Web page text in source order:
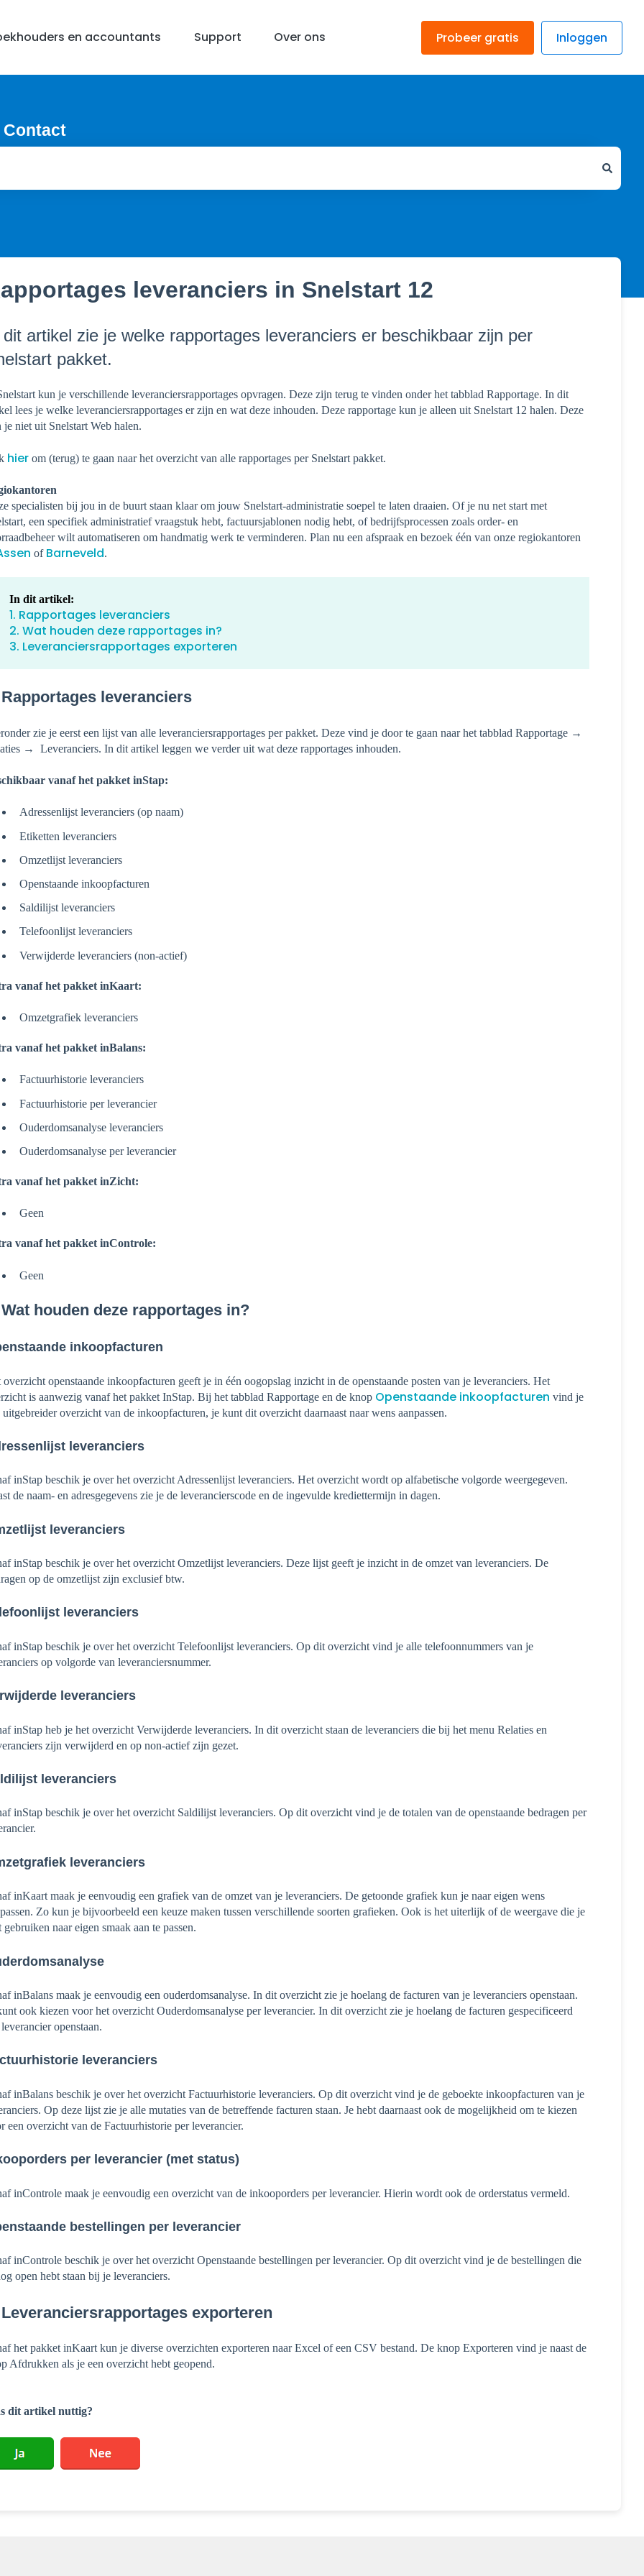
Probeer gratis Inloggen
en accountants Support Over ons
Contact
leveranciers in Snelstart 12
dit artikel zie je welke rapportages leveranciers er beschikbaar zijn per
pakket.
kun je verschillende leveranciersrapportages opvragen. Deze zijn terug te vinden onder het tabblad Rapportage. In dit
lees je welke leveranciersrapportages er zijn en wat deze inhouden. Deze rapportage kun je alleen uit Snelstart 12 halen. Deze
je niet uit Snelstart Web halen.
hierom (terug) te gaan naar het overzicht van alle rapportages per Snelstart pakket.
specialisten bij jou in de buurt staan klaar om jouw Snelstart-administratie soepel te laten draaien. Of je nu net start met
een specifiek administratief vraagstuk hebt, factuursjablonen nodig hebt, of bedrijfsprocessen zoals order- en
wilt automatiseren om handmatig werk te verminderen. Plan nu een afspraak en bezoek één van onze regiokantoren
of Barneveld.
In dit artikel:
1. Rapportages leveranciers
2. Wat houden deze rapportages in?
3. Leveranciersrapportages exporteren
leveranciers
zie je eerst een lijst van alle leveranciersrapportages per pakket. Deze vind je door te gaan naar het tabblad Rapportage →
→ Leveranciers. In dit artikel leggen we verder uit wat deze rapportages inhouden.
vanaf het pakket inStap:
Adressenlijst leveranciers (op naam)
Etiketten leveranciers
Omzetlijst leveranciers
Openstaande inkoopfacturen
Saldilijst leveranciers
Telefoonlijst leveranciers
Verwijderde leveranciers (non-actief)
vanaf het pakket inKaart:
Omzetgrafiek leveranciers
vanaf het pakket inBalans:
Factuurhistorie leveranciers
Factuurhistorie per leverancier
Ouderdomsanalyse leveranciers
Ouderdomsanalyse per leverancier
vanaf het pakket inZicht:
Geen
vanaf het pakket inControle:
Geen
houden deze rapportages in?
inkoopfacturen
overzicht openstaande inkoopfacturen geeft je in één oogopslag inzicht in de openstaande posten van je leveranciers. Het
is aanwezig vanaf het pakket InStap. Bij het tabblad Rapportage en de knop Openstaande inkoopfacturen vind je
uitgebreider overzicht van de inkoopfacturen, je kunt dit overzicht daarnaast naar wens aanpassen.
leveranciers
inStap beschik je over het overzicht Adressenlijst leveranciers. Het overzicht wordt op alfabetische volgorde weergegeven.
de naam- en adresgegevens zie je de leverancierscode en de ingevulde krediettermijn in dagen.
leveranciers
inStap beschik je over het overzicht Omzetlijst leveranciers. Deze lijst geeft je inzicht in de omzet van leveranciers. De
op de omzetlijst zijn exclusief btw.
leveranciers
inStap beschik je over het overzicht Telefoonlijst leveranciers. Op dit overzicht vind je alle telefoonnummers van je
op volgorde van leveranciersnummer.
leveranciers
inStap heb je het overzicht Verwijderde leveranciers. In dit overzicht staan de leveranciers die bij het menu Relaties en
zijn verwijderd en op non-actief zijn gezet.
leveranciers
inStap beschik je over het overzicht Saldilijst leveranciers. Op dit overzicht vind je de totalen van de openstaande bedragen per
leveranciers
inKaart maak je eenvoudig een grafiek van de omzet van je leveranciers. De getoonde grafiek kun je naar eigen wens
Zo kun je bijvoorbeeld een keuze maken tussen verschillende soorten grafieken. Ook is het uiterlijk of de weergave die je
naar eigen smaak aan te passen.
inBalans maak je eenvoudig een ouderdomsanalyse. In dit overzicht zie je hoelang de facturen van je leveranciers openstaan.
ook kiezen voor het overzicht Ouderdomsanalyse per leverancier. In dit overzicht zie je hoelang de facturen gespecificeerd
openstaan.
leveranciers
inBalans beschik je over het overzicht Factuurhistorie leveranciers. Op dit overzicht vind je de geboekte inkoopfacturen van je
Op deze lijst zie je alle mutaties van de betreffende facturen staan. Je hebt daarnaast ook de mogelijkheid om te kiezen
een overzicht van de Factuurhistorie per leverancier.
per leverancier (met status)
inControle maak je eenvoudig een overzicht van de inkooporders per leverancier. Hierin wordt ook de orderstatus vermeld.
bestellingen per leverancier
inControle beschik je over het overzicht Openstaande bestellingen per leverancier. Op dit overzicht vind je de bestellingen die
open hebt staan bij je leveranciers.
exporteren
het pakket inKaart kun je diverse overzichten exporteren naar Excel of een CSV bestand. De knop Exporteren vind je naast de
Afdrukken als je een overzicht hebt geopend.
dit artikel nuttig?